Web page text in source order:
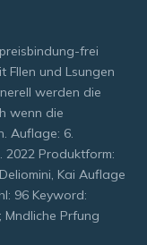
frei
Fllen und Lsungen
werden die
wenn die
Auflage: 6.
2022 Produktform:
Kai Auflage
96 Keyword:
Mndliche Prfung